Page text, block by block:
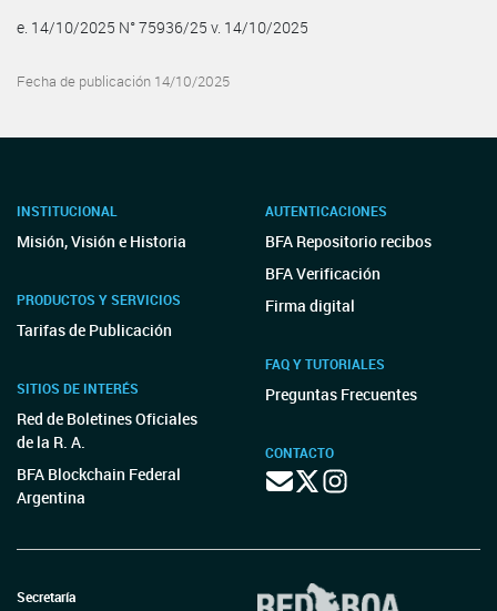
e. 14/10/2025 N° 75936/25 v. 14/10/2025
Fecha de publicación 14/10/2025
INSTITUCIONAL
Misión, Visión e Historia
PRODUCTOS Y SERVICIOS
Tarifas de Publicación
SITIOS DE INTERÉS
Red de Boletines Oficiales
de la R. A.
BFA Blockchain Federal
Argentina
AUTENTICACIONES
BFA Repositorio recibos
BFA Verificación
Firma digital
FAQ Y TUTORIALES
Preguntas Frecuentes
CONTACTO
Secretaría